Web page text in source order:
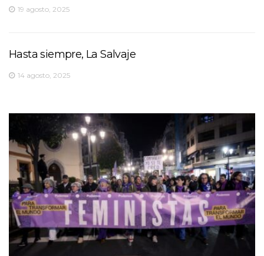
19 agosto, 2025
Hasta siempre, La Salvaje
14 agosto, 2025